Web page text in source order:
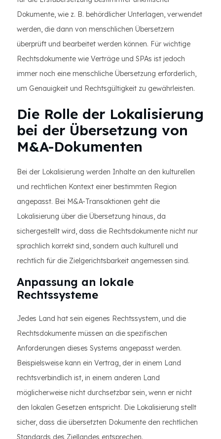
Dokumente, wie z. B. behördlicher Unterlagen, verwendet
werden, die dann von menschlichen Übersetzern
überprüft und bearbeitet werden können. Für wichtige
Rechtsdokumente wie Verträge und SPAs ist jedoch
immer noch eine menschliche Übersetzung erforderlich,
um Genauigkeit und Rechtsgültigkeit zu gewährleisten.
Die Rolle der Lokalisierung
bei der Übersetzung von
M&A-Dokumenten
Bei der Lokalisierung werden Inhalte an den kulturellen
und rechtlichen Kontext einer bestimmten Region
angepasst. Bei M&A-Transaktionen geht die
Lokalisierung über die Übersetzung hinaus, da
sichergestellt wird, dass die Rechtsdokumente nicht nur
sprachlich korrekt sind, sondern auch kulturell und
rechtlich für die Zielgerichtsbarkeit angemessen sind.
Anpassung an lokale
Rechtssysteme
Jedes Land hat sein eigenes Rechtssystem, und die
Rechtsdokumente müssen an die spezifischen
Anforderungen dieses Systems angepasst werden.
Beispielsweise kann ein Vertrag, der in einem Land
rechtsverbindlich ist, in einem anderen Land
möglicherweise nicht durchsetzbar sein, wenn er nicht
den lokalen Gesetzen entspricht. Die Lokalisierung stellt
sicher, dass die übersetzten Dokumente den rechtlichen
Standards des Ziellandes entsprechen.